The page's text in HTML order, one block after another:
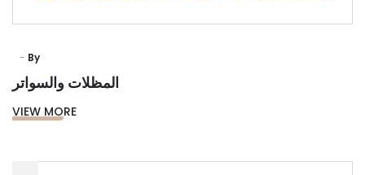
By
المظلات والسواتر
VIEW MORE